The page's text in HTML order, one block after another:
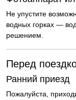
Не упустите
водных горках —
решением.
Перед
Ранний приезд
Пожалуйста,